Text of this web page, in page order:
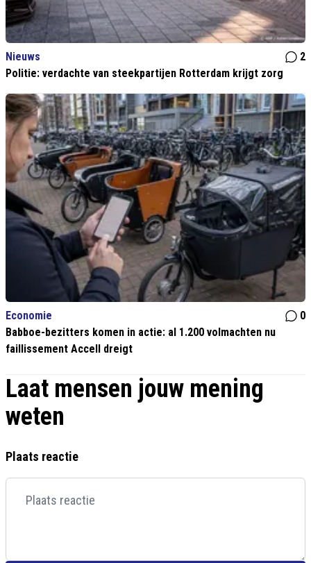
Nieuws
2
Politie: verdachte van steekpartijen Rotterdam krijgt zorg
Economie
0
Babboe-bezitters komen in actie: al 1.200 volmachten nu
faillissement Accell dreigt
Laat mensen jouw mening
weten
Plaats reactie